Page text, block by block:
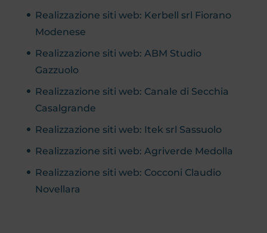
Realizzazione siti web: Kerbell srl Fiorano
Modenese
Realizzazione siti web: ABM Studio
Gazzuolo
Realizzazione siti web: Canale di Secchia
Casalgrande
Realizzazione siti web: Itek srl Sassuolo
Realizzazione siti web: Agriverde Medolla
Realizzazione siti web: Cocconi Claudio
Novellara